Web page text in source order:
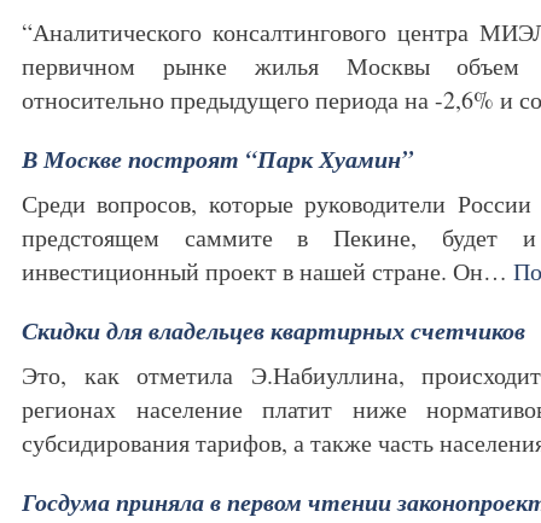
“Аналитического консалтингового центра
первичном рынке жилья Москвы объем
относительно предыдущего периода на -2,6% и
В Москве построят “Парк Хуамин”
Среди вопросов, которые руководители
предстоящем саммите в Пекине, будет
инвестиционный проект в нашей стране. Он…
Скидки для владельцев квартирных счетчиков
Это, как отметила Э.Набиуллина,
регионах население платит ниже
субсидирования тарифов, а также часть
Госдума приняла в первом чтении